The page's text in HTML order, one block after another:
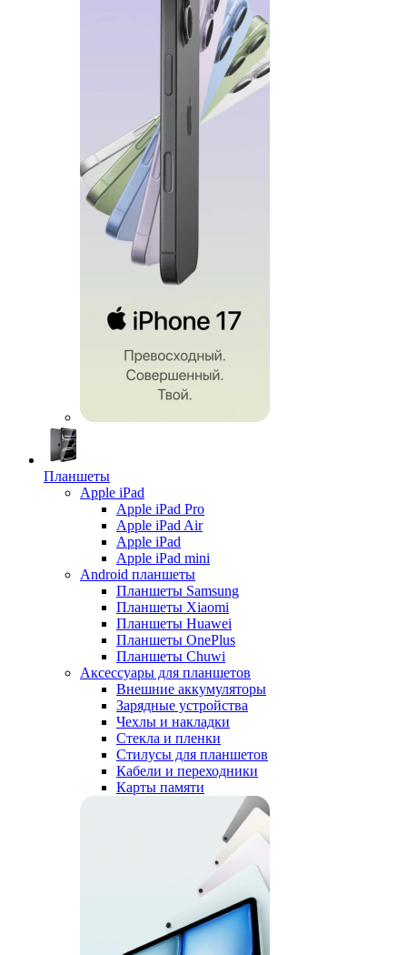
Планшеты
Apple iPad
Apple iPad Pro
Apple iPad Air
Apple iPad
Apple iPad mini
Android планшеты
Планшеты Samsung
Планшеты Xiaomi
Планшеты Huawei
Планшеты OnePlus
Планшеты Chuwi
Аксессуары для планшетов
Внешние аккумуляторы
Зарядные устройства
Чехлы и накладки
Стекла и пленки
Стилусы для планшетов
Кабели и переходники
Карты памяти